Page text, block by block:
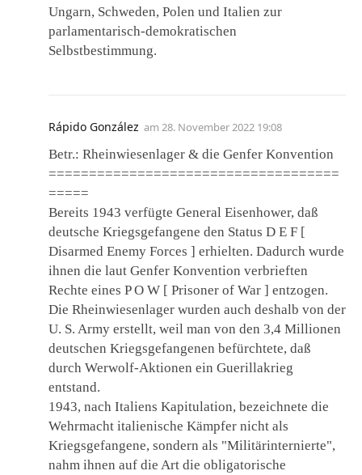
Ungarn, Schweden, Polen und Italien zur
parlamentarisch-demokratischen
Selbstbestimmung.
Rápido González am 28. November 2022 19:08
Betr.: Rheinwiesenlager & die Genfer Konvention
====================================
=====
Bereits 1943 verfügte General Eisenhower, daß
deutsche Kriegsgefangene den Status D E F [
Disarmed Enemy Forces ] erhielten. Dadurch wurde
ihnen die laut Genfer Konvention verbrieften
Rechte eines P O W [ Prisoner of War ] entzogen.
Die Rheinwiesenlager wurden auch deshalb von der
U. S. Army erstellt, weil man von den 3,4 Millionen
deutschen Kriegsgefangenen befürchtete, daß
durch Werwolf-Aktionen ein Guerillakrieg
entstand.
1943, nach Italiens Kapitulation, bezeichnete die
Wehrmacht italienische Kämpfer nicht als
Kriegsgefangene, sondern als "Militärinternierte",
nahm ihnen auf die Art die obligatorische